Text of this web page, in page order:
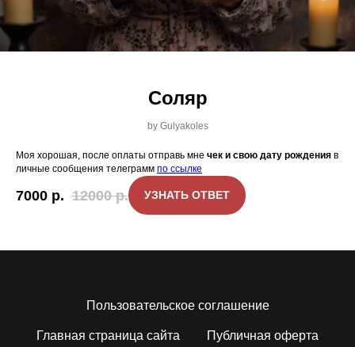
Соляр
by Gulyakoles
Моя хорошая, после оплаты отправь мне чек и свою дату рождения в
личные сообщения телеграмм по ссылке
7000 р. 12000 р. УЗНАТЬ ОТВЕТ
Пользовательское соглашение
Главная страница сайта Публичная оферта